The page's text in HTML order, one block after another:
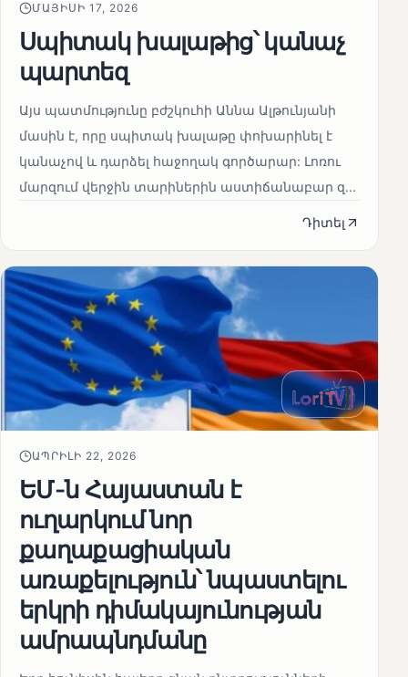
ՄԱՅԻՍԻ 17, 2026
Սպիտակ խալաթից՝ կանաչ
պարտեզ
Այս պատմությունը բժշկուհի Աննա Ալթունյանի
մասին է, որը սպիտակ խալաթը փոխարինել է
կանաչով և դարձել հաջողակ գործարար: Լոռու
մարզում վերջին տարիներին աստիճանաբար զ...
Դիտել
ԱՊՐԻԼԻ 22, 2026
ԵՄ-ն Հայաստան է
ուղարկում նոր
քաղաքացիական
առաքելություն՝ նպաստելու
երկրի դիմակայունության
ամրապնդմանը